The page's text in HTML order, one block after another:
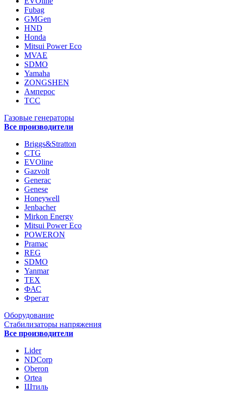
Fubag
GMGen
HND
Honda
Mitsui Power Eco
MVAE
SDMO
Yamaha
ZONGSHEN
Амперос
ТСС
Газовые генераторы
Все производители
Briggs&Stratton
CTG
EVOline
Gazvolt
Generac
Genese
Honeywell
Jenbacher
Mirkon Energy
Mitsui Power Eco
POWERON
Pramac
REG
SDMO
Yanmar
ТЕХ
ФАС
Фрегат
Оборудование
Стабилизаторы напряжения
Все производители
Lider
NDCorp
Oberon
Ortea
Штиль